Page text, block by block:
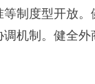
制度型开放
机制。健全